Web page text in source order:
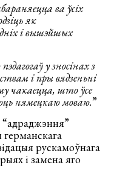
ва ўсіх
як
і вышэйшых
у зносінах з
і пры вядзеньні
чакаецца, што ўсе
нямецкаю моваю.”
германскага
рускамоўнага
і замена яго